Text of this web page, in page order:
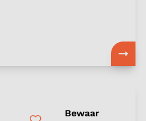
Bewaar